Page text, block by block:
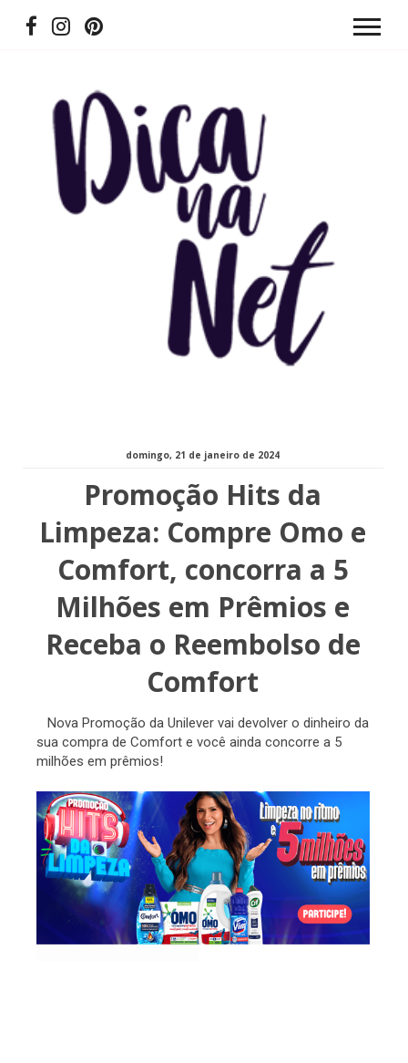
domingo, 21 de janeiro de 2024
Promoção Hits da
Limpeza: Compre Omo e
Comfort, concorra a 5
Milhões em Prêmios e
Receba o Reembolso de
Comfort
Nova Promoção da Unilever vai devolver o dinheiro da
sua compra de Comfort e você ainda concorre a 5
milhões em prêmios!